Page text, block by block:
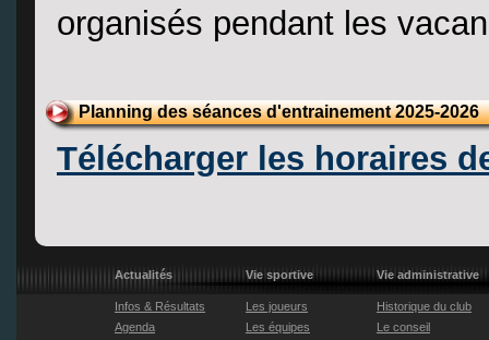
organisés pendant les
Planning des séances d'entrainement 2025-2026
Télécharger les horaires
Actualités
Infos & Résultats
Agenda
Vie sportive
Les joueurs
Les équipes
Vie administrative
Historique du club
Le conseil